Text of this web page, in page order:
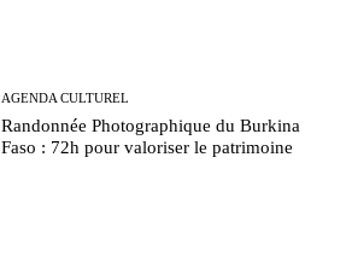
AGENDA CULTUREL
Randonnée Photographique du Burkina
Faso : 72h pour valoriser le patrimoine